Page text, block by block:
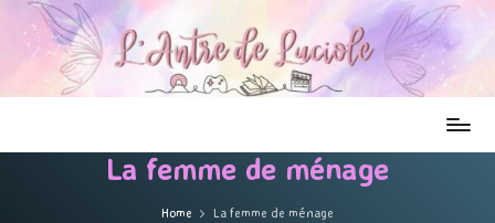
La femme de ménage
Home La femme de ménage